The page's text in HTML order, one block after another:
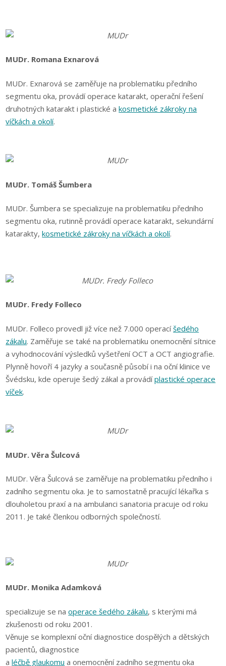
MUDr. Romana Exnarová
MUDr. Exnarová se zaměřuje na problematiku předního
segmentu oka, provádí operace katarakt, operační řešení
druhotných katarakt i plastické akosmetické zákroky na
víčkách a okolí.
MUDr. Tomáš Šumbera
MUDr. Šumbera se specializuje na problematiku předního
segmentu oka, rutinně provádí operace katarakt, sekundární
katarakty,kosmetické zákroky na víčkách a okolí.
MUDr. Fredy Folleco
MUDr. Folleco provedl již více než 7.000 operacíšedého
zákalu. Zaměřuje se také na problematiku onemocnění sítnice
a vyhodnocování výsledků vyšetření OCT a OCT angiografie.
Plynně hovoří 4 jazyky a současně působí i na oční klinice ve
Švédsku, kde operuje šedý zákal a provádíplastické operace
víček.
MUDr. Věra Šulcová
MUDr. Věra Šulcová se zaměřuje na problematiku předního i
zadního segmentu oka. Je to samostatně pracující lékařka s
dlouholetou praxí a na ambulanci sanatoria pracuje od roku
2011. Je také členkou odborných společností.
MUDr. Monika Adamková
specializuje se naoperace šedého zákalu, s kterými má
zkušenosti od roku 2001.
Věnuje se komplexní oční diagnostice dospělých a dětských
pacientů, diagnostice
aléčbě glaukomu a onemocnění zadního segmentu oka